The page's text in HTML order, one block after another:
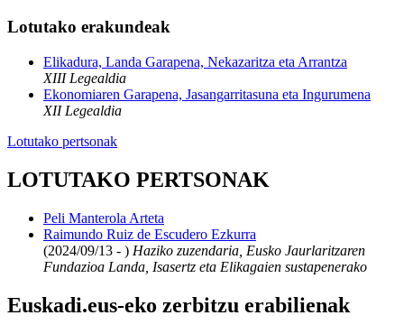
Lotutako erakundeak
Elikadura, Landa Garapena, Nekazaritza eta Arrantza
XIII Legealdia
Ekonomiaren Garapena, Jasangarritasuna eta Ingurumena
XII Legealdia
Lotutako pertsonak
LOTUTAKO PERTSONAK
Peli Manterola Arteta
Raimundo Ruiz de Escudero Ezkurra
(2024/09/13 - ) Haziko zuzendaria, Eusko Jaurlaritzaren
Fundazioa Landa, Isasertz eta Elikagaien sustapenerako
Euskadi.eus-eko zerbitzu erabilienak